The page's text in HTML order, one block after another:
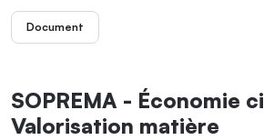
Document
SOPREMA - Économie
Valorisation matière